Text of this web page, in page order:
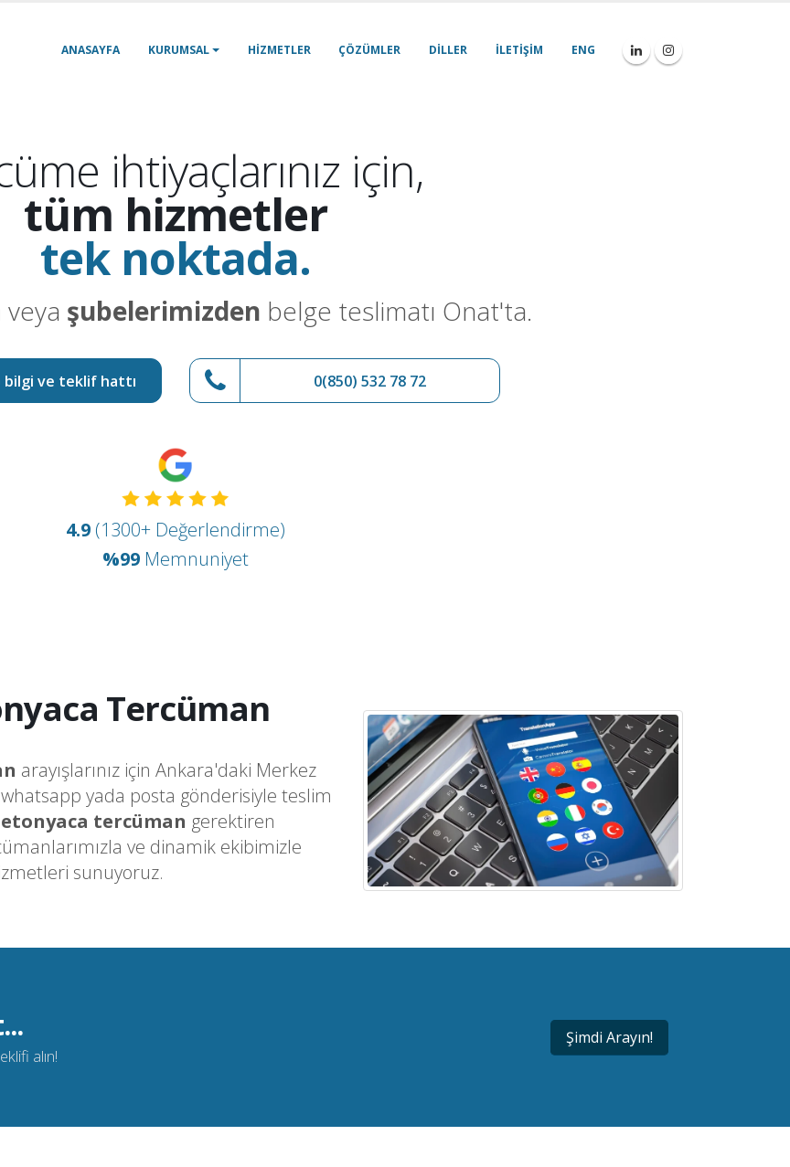
ANASAYFA KURUMSAL HIZMETLER ÇÖZÜMLER DILLER İLETIŞIM ENG
ihtiyaçlarınız için,
tüm hizmetler
tek noktada.
veya şubelerimizden belge teslimatı Onat'ta.
bilgi ve teklif hattı 0(850) 532 78 72
4.9 (1300+ Değerlendirme)
%99 Memnuniyet
Tercüman
arayışlarınız için Ankara'daki Merkez
yada posta gönderisiyle teslim
tercüman gerektiren
ve dinamik ekibimizle
sunuyoruz.
alın!
Şimdi Arayın!